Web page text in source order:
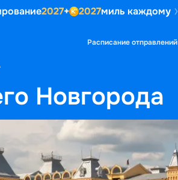
2027+ 2027миль каждому
Расписание отправлений
Новгорода